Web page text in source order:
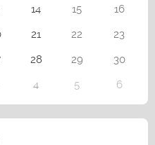
14 15
16
21 22
23
28 29
30
4 5 6